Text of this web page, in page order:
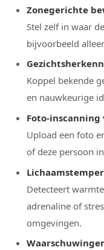
Zonegerichte
Stel zelf in waar
bijvoorbeeld
Koppel bekende
en nauwkeurige
Foto-
Upload een foto
of deze persoon
Detecteert
adrenaline of
omgevingen.